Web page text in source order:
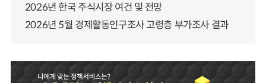
2026년 한국 주식시장 여건 및 전망
2026년 5월 경제활동인구조사 고령층 부가조사 결과